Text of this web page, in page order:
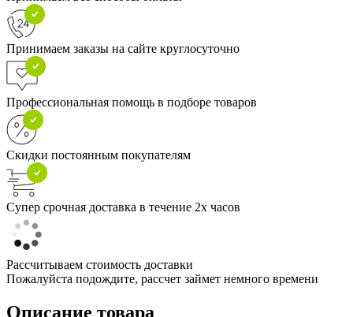
Принимаем заказы на сайте круглосуточно
Профессиональная помощь в подборе товаров
Скидки постоянным покупателям
Супер срочная доставка в течение 2х часов
Рассчитываем стоимость доставки
Пожалуйста подождите, рассчет займет немного времени
Описание товара